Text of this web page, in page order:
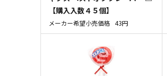
【購入入数４５個】
メーカー希望小売価格 43円